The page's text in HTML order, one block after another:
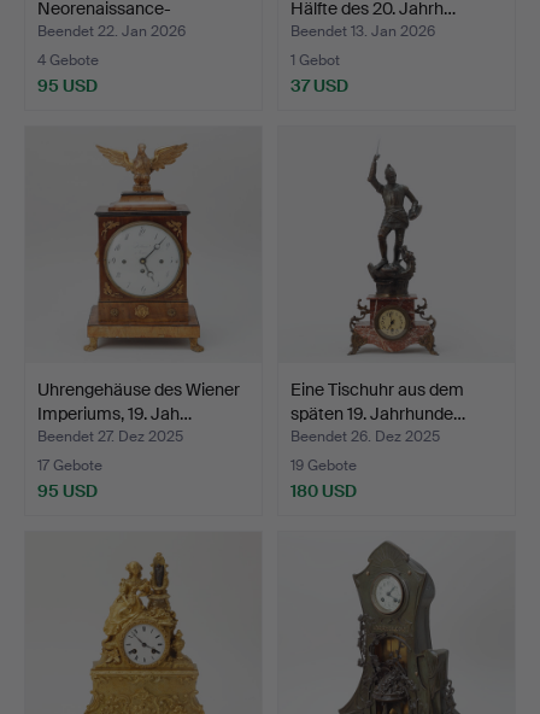
Neorenaissance-
Spieluhr/Tisc…
Beendet 22. Jan 2026
4 Gebote
95 USD
Hälfte des 20. Jahrh…
Beendet 13. Jan 2026
1 Gebot
37 USD
Uhrengehäuse des Wiener
Imperiums, 19. Jah…
Beendet 27. Dez 2025
17 Gebote
95 USD
Eine Tischuhr aus dem
späten 19. Jahrhunde…
Beendet 26. Dez 2025
19 Gebote
180 USD